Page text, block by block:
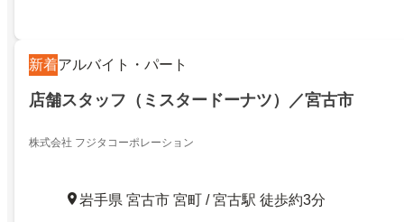
新着アルバイト・パート
店舗スタッフ（ミスタードーナツ）／宮古市
株式会社 フジタコーポレーション
岩手県 宮古市 宮町 / 宮古駅 徒歩約3分